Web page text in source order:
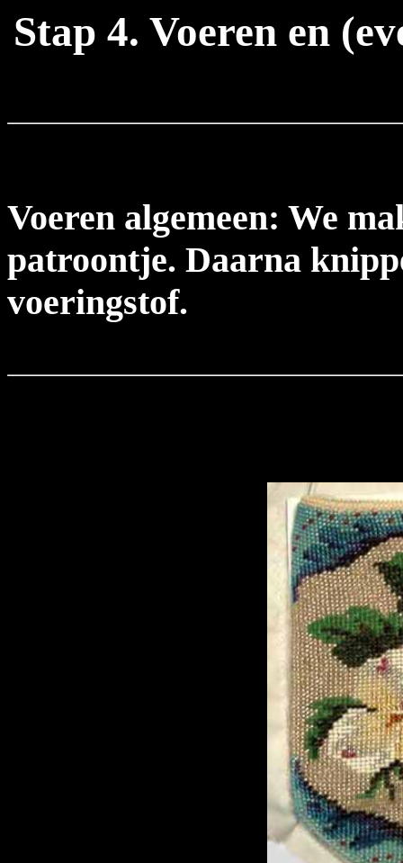
Stap 4. Voeren en
Voeren algemeen: We
patroontje. Daarna
voeringstof.